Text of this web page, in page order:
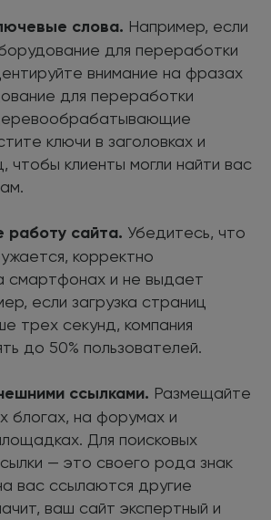
слова. Например, если
для переработки
внимание на фразах
для переработки
ключи в заголовках и
чтобы клиенты могли найти вас
работу сайта. Убедитесь, что
корректно
смартфонах и не выдает
если загрузка страниц
трех секунд, компания
до 50% пользователей.
ссылками. Размещайте
блогах, на форумах и
Для поисковых
— это своего рода знак
вас ссылаются другие
ваш сайт экспертный и